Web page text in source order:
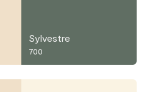
Sylvestre
700